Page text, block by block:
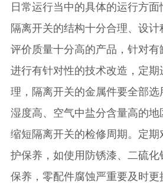
日常运行当中的具体的运行方面
隔离开关的结构十分合理、设
评价质量十分高的产品，针对
进行有针对性的技术改造，定期
理，隔离开关的金属件要全部
湿度高、空气中盐分含量高的地
缩短隔离开关的检修周期。定期
护保养，如使用防锈漆、二硫
保养，零配件腐蚀严重要及时更